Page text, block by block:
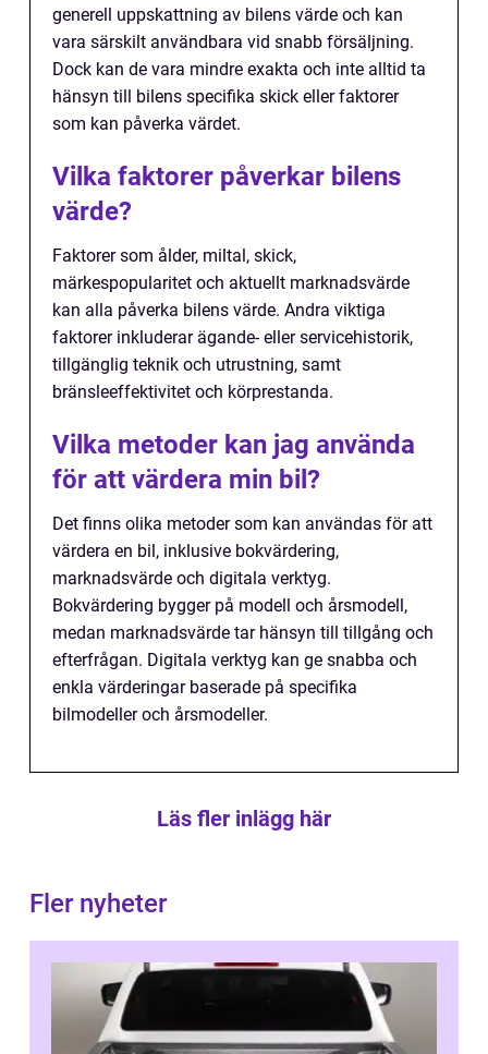
generell uppskattning av bilens värde och kan
vara särskilt användbara vid snabb försäljning.
Dock kan de vara mindre exakta och inte alltid ta
hänsyn till bilens specifika skick eller faktorer
som kan påverka värdet.
Vilka faktorer påverkar bilens
värde?
Faktorer som ålder, miltal, skick,
märkespopularitet och aktuellt marknadsvärde
kan alla påverka bilens värde. Andra viktiga
faktorer inkluderar ägande- eller servicehistorik,
tillgänglig teknik och utrustning, samt
bränsleeffektivitet och körprestanda.
Vilka metoder kan jag använda
för att värdera min bil?
Det finns olika metoder som kan användas för att
värdera en bil, inklusive bokvärdering,
marknadsvärde och digitala verktyg.
Bokvärdering bygger på modell och årsmodell,
medan marknadsvärde tar hänsyn till tillgång och
efterfrågan. Digitala verktyg kan ge snabba och
enkla värderingar baserade på specifika
bilmodeller och årsmodeller.
Läs fler inlägg här
Fler nyheter